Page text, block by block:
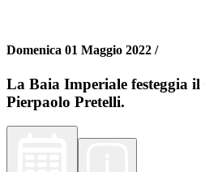
Domenica 01 Maggio 2022 /
La Baia Imperiale festeggia il
Pierpaolo Pretelli.